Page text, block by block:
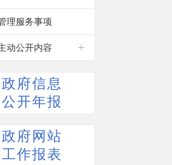
理服务事项
动公开内容
政府信息
公开年报
政府网站
工作报表